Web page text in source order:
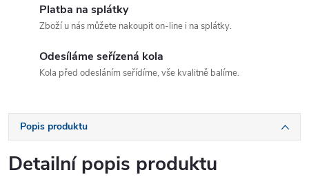
Platba na splátky
Zboží u nás můžete nakoupit on-line i na splátky.
Odesíláme seřízená kola
Kola před odesláním seřídíme, vše kvalitně balíme.
Popis produktu
Detailní popis produktu